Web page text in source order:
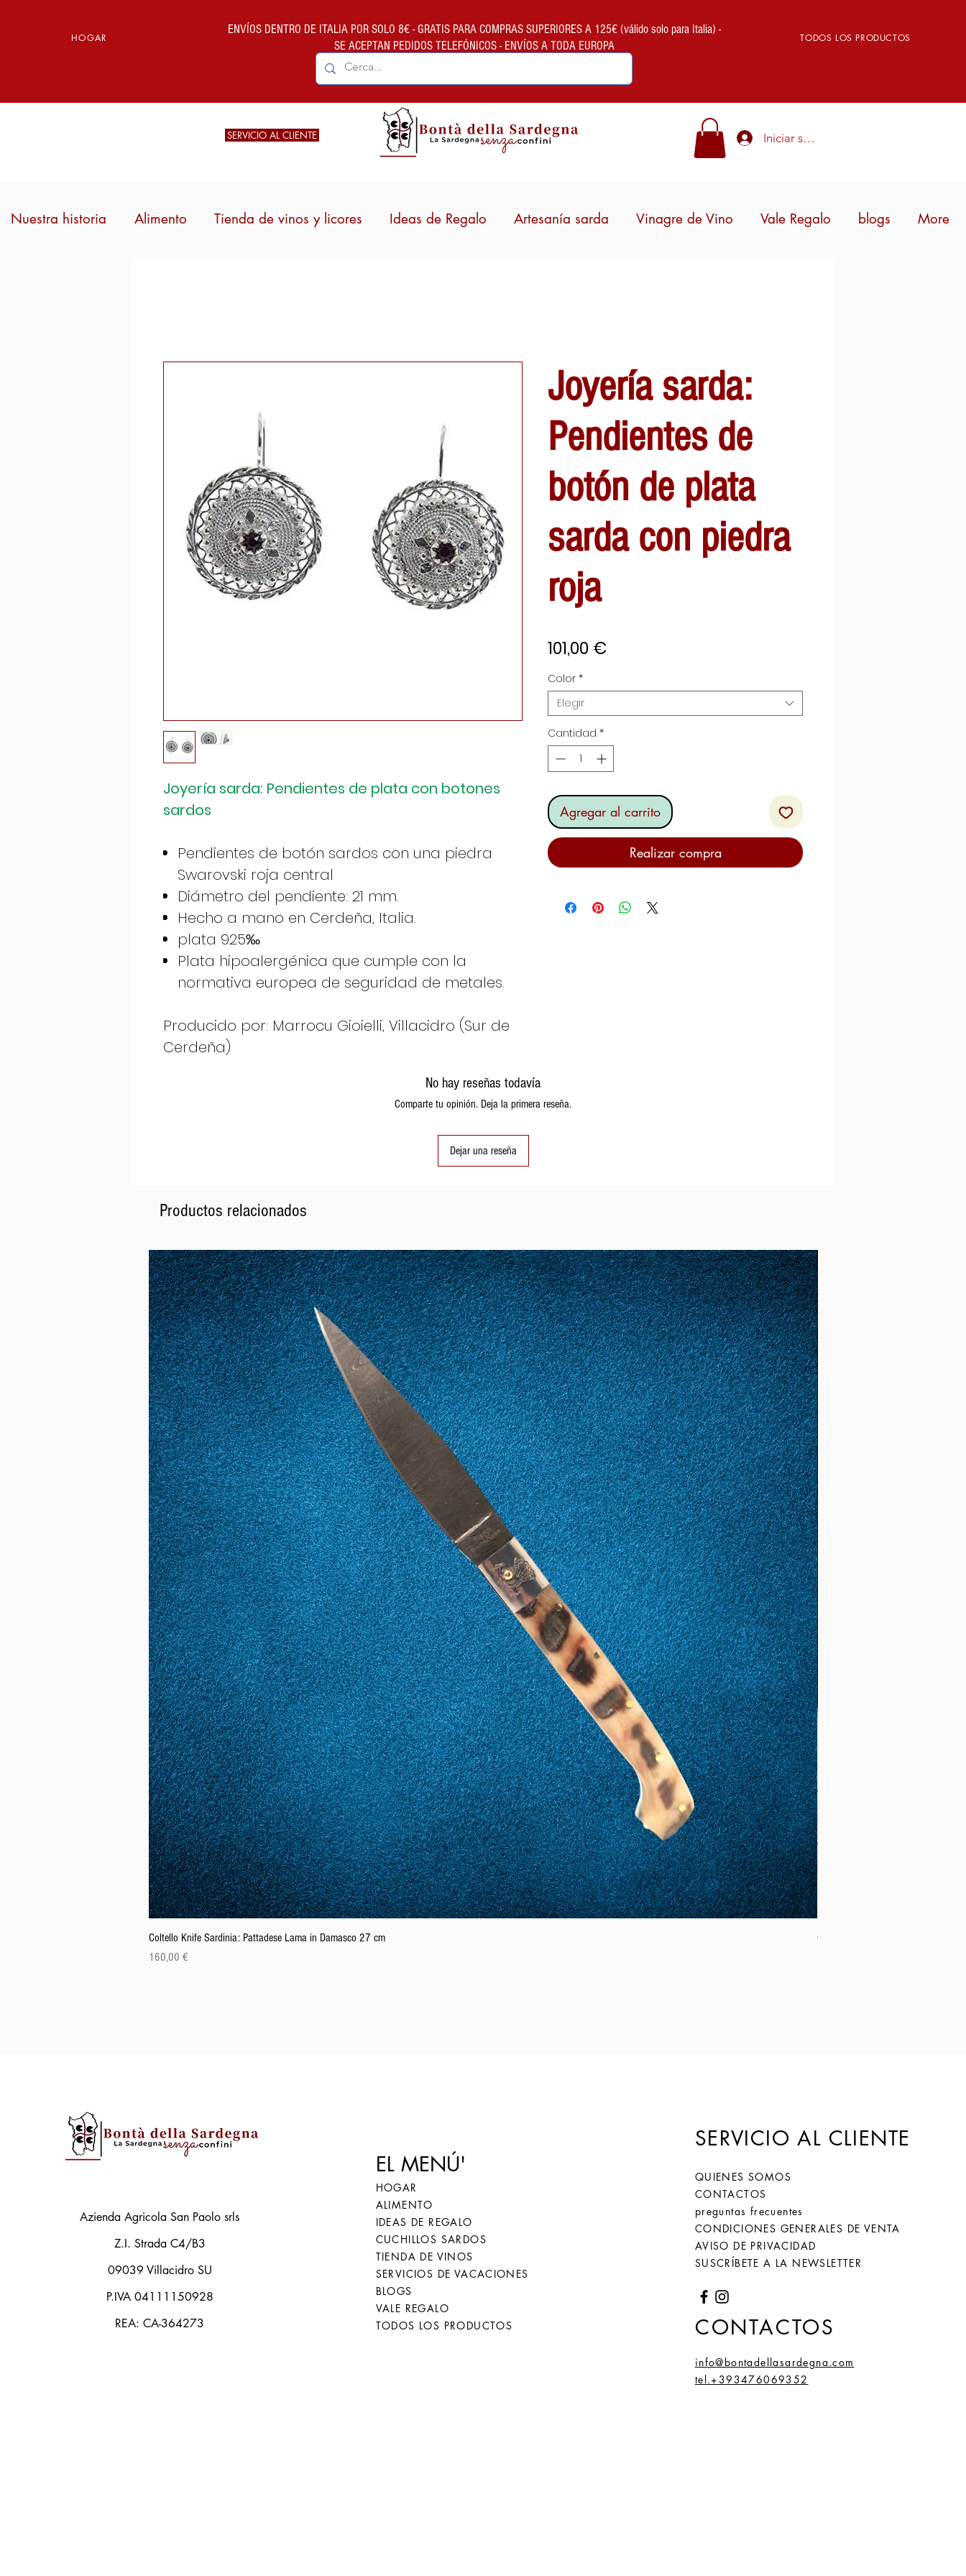
HOGAR
ENVÍOS DENTRO DE ITALIA POR SOLO 8€ - GRATIS PARA COMPRAS SUPERIORES A 125€ (válido solo para Italia) -
SE ACEPTAN PEDIDOS TELEFÓNICOS - ENVÍOS A TODA EUROPA
TODOS LOS PRODUCTOS
SERVICIO AL CLIENTE Iniciar sesión
Nuestra historia Alimento Tienda de vinos y licores Ideas de Regalo Artesanía sarda Vinagre de Vino Vale Regalo blogs More
Joyería sarda: Pendientes de plata con botones
sardos
Pendientes de botón sardos con una piedra
Swarovski roja central
Diámetro del pendiente: 21 mm.
Hecho a mano en Cerdeña, Italia.
plata 925‰
Plata hipoalergénica que cumple con la
normativa europea de seguridad de metales.
Producido por: Marrocu Gioielli, Villacidro (Sur de
Cerdeña)
Joyería sarda:
Pendientes de
botón de plata
sarda con piedra
roja
101,00 €
Color *
Elegir
Cantidad *
Agregar al carrito
Realizar compra
No hay reseñas todavía
Comparte tu opinión. Deja la primera reseña.
Dejar una reseña
Productos relacionados
Coltello Knife Sardinia: Pattadese Lama in Damasco 27 cm
Precio
160,00 €
Coltello Sardo "Knife Sardinia":
Azienda Agricola San Paolo srls
Z.I. Strada C4/B3
09039 Villacidro SU
P.IVA 04111150928
REA: CA-364273
EL MENÚ'
HOGAR
ALIMENTO
IDEAS DE REGALO
CUCHILLOS SARDOS
TIENDA DE VINOS
SERVICIOS DE VACACIONES
BLOGS
VALE REGALO
TODOS LOS PRODUCTOS
SERVICIO AL CLIENTE
QUIENES SOMOS
CONTACTOS
preguntas frecuentes
CONDICIONES GENERALES DE VENTA
AVISO DE PRIVACIDAD
SUSCRÍBETE A LA NEWSLETTER
CONTACTOS
info@bontadellasardegna.com
tel.+393476069352